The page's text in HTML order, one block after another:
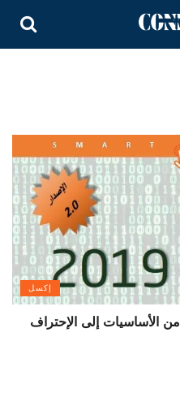
إكسل
كتاب شرح إكسيل Excel 2019 من الأساسيات إلى الإحتراف